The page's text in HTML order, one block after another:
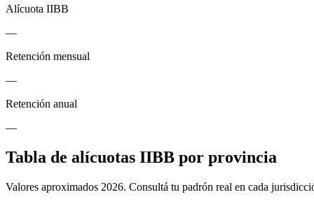
Alícuota IIBB
—
Retención mensual
—
Retención anual
—
Tabla de alícuotas IIBB por provincia
Valores aproximados 2026. Consultá tu padrón real en cada